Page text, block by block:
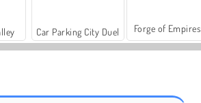
Car Parking City Duel Forge of Empires